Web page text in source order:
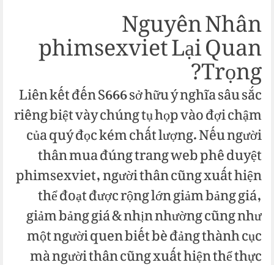
Nguyên Nhân
phimsexviet Lại Quan
Trọng?
Liên kết đến S666 sở hữu ý nghĩa sâu sắc
riêng biệt vày chúng tụ họp vào đợi chậm
của quý đọc kém chất lượng. Nếu người
thân mua đúng trang web phê duyệt
phimsexviet, người thân cũng xuất hiện
thể đoạt được rộng lớn giảm bảng giá,
giảm bảng giá & nhịn nhường cũng như
một người quen biết bè đảng thành cục